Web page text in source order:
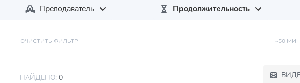
Преподаватель Продолжительность
ОЧИСТИТЬ ФИЛЬТР ~50 МИН
НАЙДЕНО: 0